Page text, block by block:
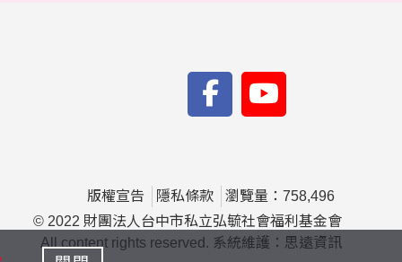
版權宣告 隱私條款
瀏覽量：758,496
© 2022 財團法人台中市私立弘毓社會福利基金會
All content rights reserved. 系統維護：思遠資訊